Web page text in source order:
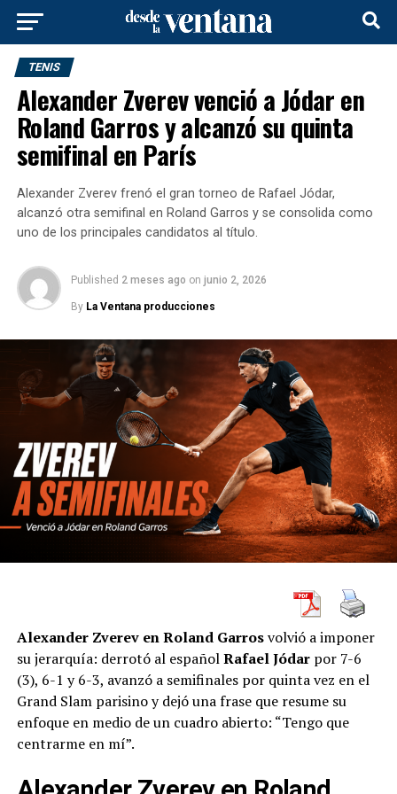
TENIS
Alexander Zverev venció a Jódar en
Roland Garros y alcanzó su quinta
semifinal en París
Alexander Zverev frenó el gran torneo de Rafael Jódar,
alcanzó otra semifinal en Roland Garros y se consolida como
uno de los principales candidatos al título.
Published 2 meses ago on junio 2, 2026
By La Ventana producciones
Alexander Zverev en Roland Garrosvolvió a imponer
su jerarquía: derrotó al españolRafael Jódarpor 7-6
(3), 6-1 y 6-3, avanzó a semifinales por quinta vez en el
Grand Slam parisino y dejó una frase que resume su
enfoque en medio de un cuadro abierto: “Tengo que
centrarme en mí”.